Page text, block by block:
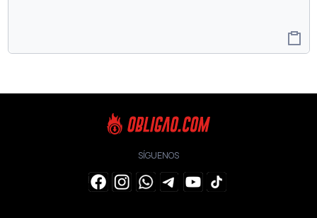
SÍGUENOS